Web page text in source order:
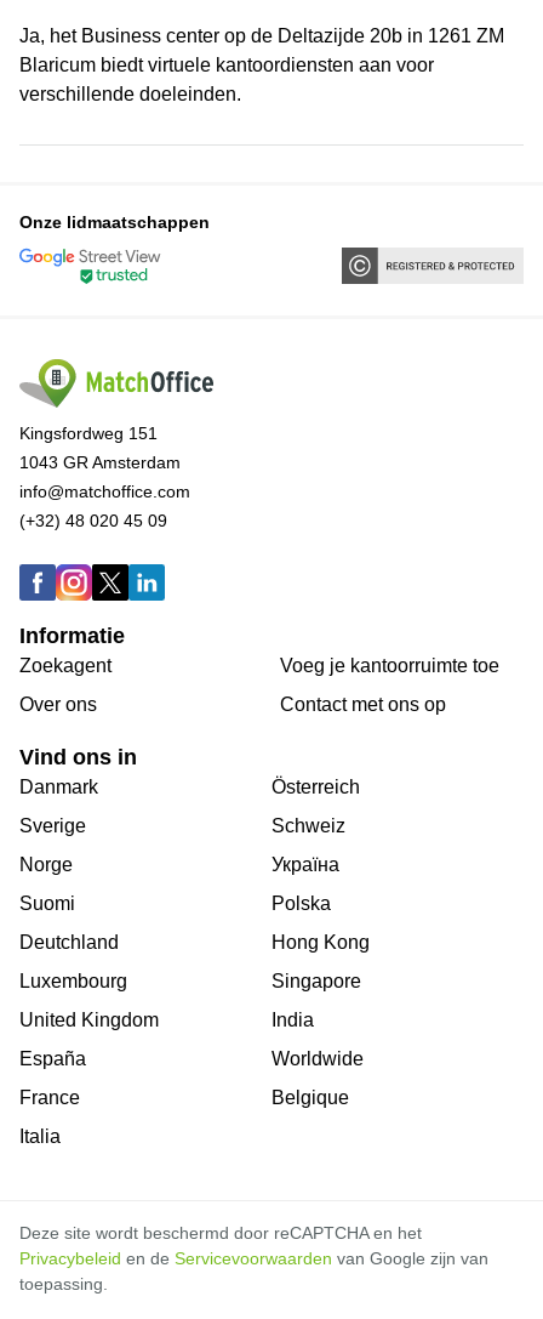
Ja, het Business center op de Deltazijde 20b in 1261 ZM
Blaricum biedt virtuele kantoordiensten aan voor
verschillende doeleinden.
Onze lidmaatschappen
Kingsfordweg 151
1043 GR Amsterdam
info@matchoffice.com
(+32) 48 020 45 09
Informatie
Zoekagent
Over ons
Voeg je kantoorruimte toe
Сontact met ons op
Vind ons in
Danmark
Sverige
Norge
Suomi
Deutchland
Luxembourg
United Kingdom
España
France
Italia
Österreich
Schweiz
Україна
Polska
Hong Kong
Singapore
India
Worldwide
Belgique
Deze site wordt beschermd door reCAPTCHA en het
Privacybeleid en de Servicevoorwaarden van Google zijn van
toepassing.